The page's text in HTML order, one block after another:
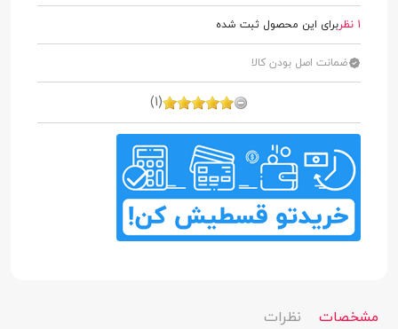
1 نظر برای این محصول ثبت شده
ضمانت اصل بودن کالا
(1)
مشخصات نظرات